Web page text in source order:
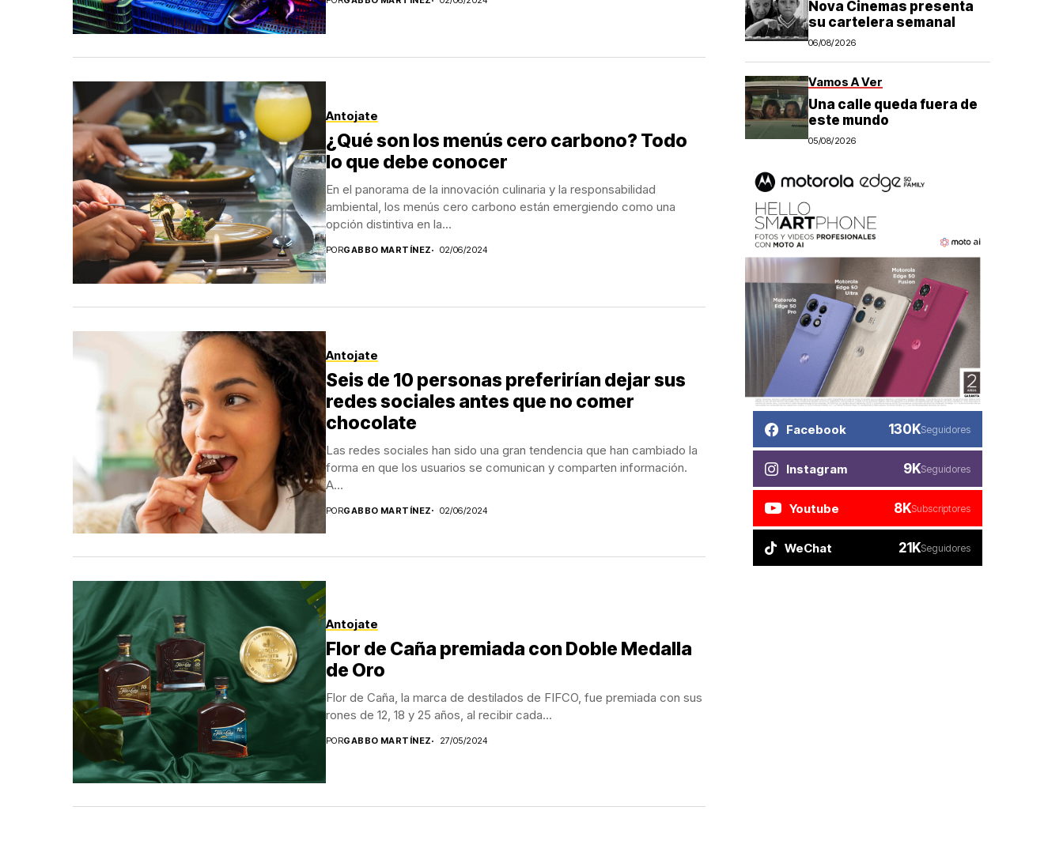
Antojate
¿Qué son los menús cero carbono? Todo
lo que debe conocer
En el panorama de la innovación culinaria y la responsabilidad
ambiental, los menús cero carbono están emergiendo como una
opción distintiva en la...
PORGABBO MARTÍNEZ 02/06/2024
Antojate
Seis de 10 personas preferirían dejar sus
redes sociales antes que no comer
chocolate
Las redes sociales han sido una gran tendencia que han cambiado la
forma en que los usuarios se comunican y comparten información.
A...
PORGABBO MARTÍNEZ 02/06/2024
Antojate
Flor de Caña premiada con Doble Medalla
de Oro
Flor de Caña, la marca de destilados de FIFCO, fue premiada con sus
rones de 12, 18 y 25 años, al recibir cada...
PORGABBO MARTÍNEZ 27/05/2024
Nova Cinemas presenta
su cartelera semanal
06/08/2026
Vamos A Ver
Una calle queda fuera de
este mundo
05/08/2026
Facebook 130KSeguidores
Instagram 9KSeguidores
Youtube 8KSubscriptores
WeChat 21KSeguidores